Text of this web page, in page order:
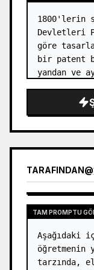
1800'lerin
Devletleri
göre
bir patent
yandan ve
TARAFINDAN@
DIĞER
TAM PROMPTU
Aşağıdaki
öğretmenin
tarzında, el